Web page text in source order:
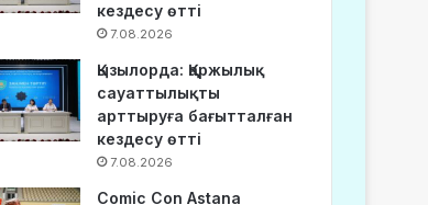
кездесу өтті
7.08.2026
Қызылорда: Қаржылық
сауаттылықты
арттыруға бағытталған
кездесу өтті
7.08.2026
Comic Con Astana